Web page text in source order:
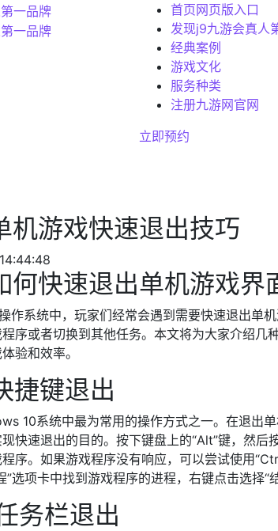
首页网页版入口
发现j9九游会真人
经典案例
游戏文化
服务种类
注册九游网官网
立即预约
机游戏快速退出技巧
何快速退出单机游戏界
作系统中，玩家们经常会遇到需要快速退出单
序或者切换到其他任务。本文将为大家介绍几
验和效率。
捷键退出
10系统中最为常用的操作方式之一。在退出
快速退出的目的。按下键盘上的“Alt”键，然后
序。如果游戏程序没有响应，可以尝试使用
”选项卡中找到游戏程序的进程，右键点击选择“
务栏退出